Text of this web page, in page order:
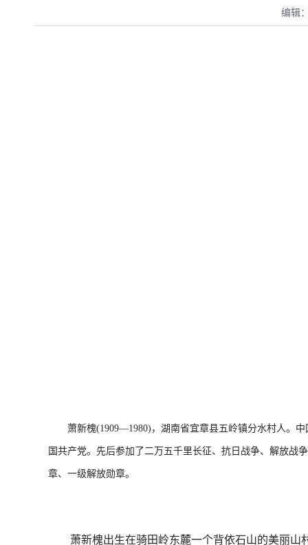
编辑
萧新槐(1909—1980)，湖南省宜章县五岭镇分水村人。中
国共产党。先后参加了二万五千里长征、抗日战争、解放战
章、一级解放勋章。
萧新槐出生在骑田岭东麓一个背依石山的美丽山